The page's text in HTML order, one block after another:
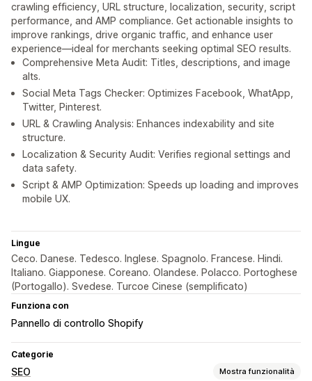
crawling efficiency, URL structure, localization, security, script
performance, and AMP compliance. Get actionable insights to
improve rankings, drive organic traffic, and enhance user
experience—ideal for merchants seeking optimal SEO results.
Comprehensive Meta Audit: Titles, descriptions, and image
alts.
Social Meta Tags Checker: Optimizes Facebook, WhatApp,
Twitter, Pinterest.
URL & Crawling Analysis: Enhances indexability and site
structure.
Localization & Security Audit: Verifies regional settings and
data safety.
Script & AMP Optimization: Speeds up loading and improves
mobile UX.
Lingue
Ceco. Danese. Tedesco. Inglese. Spagnolo. Francese. Hindi.
Italiano. Giapponese. Coreano. Olandese. Polacco. Portoghese
(Portogallo). Svedese. Turcoe Cinese (semplificato)
Funziona con
Pannello di controllo Shopify
Categorie
SEO Mostra funzionalità